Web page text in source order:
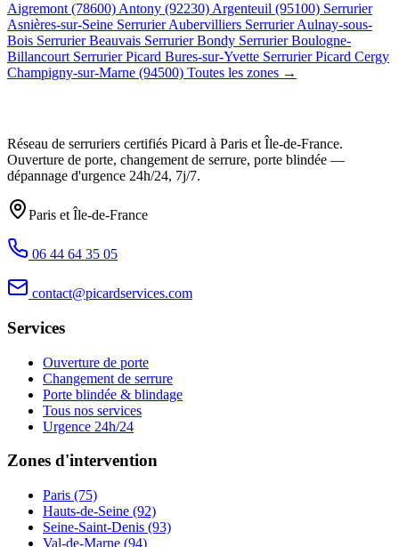
Aigremont (78600) Antony (92230) Argenteuil (95100) Serrurier
Asnières-sur-Seine Serrurier Aubervilliers Serrurier Aulnay-sous-
Bois Serrurier Beauvais Serrurier Bondy Serrurier Boulogne-
Billancourt Serrurier Picard Bures-sur-Yvette Serrurier Picard Cergy
Champigny-sur-Marne (94500) Toutes les zones →
Réseau de serruriers certifiés Picard à Paris et Île-de-France.
Ouverture de porte, changement de serrure, porte blindée —
dépannage d'urgence 24h/24, 7j/7.
Paris et Île-de-France
06 44 64 35 05
contact@picardservices.com
Services
Ouverture de porte
Changement de serrure
Porte blindée & blindage
Tous nos services
Urgence 24h/24
Zones d'intervention
Paris (75)
Hauts-de-Seine (92)
Seine-Saint-Denis (93)
Val-de-Marne (94)